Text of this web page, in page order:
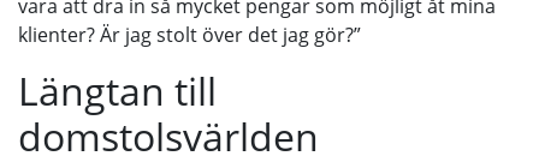
vara att dra in så mycket pengar som möjligt åt mina
klienter? Är jag stolt över det jag gör?”
Längtan till
domstolsvärlden